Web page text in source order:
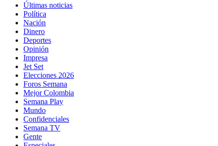
Últimas noticias
Política
Nación
Dinero
Deportes
Opinión
Impresa
Jet Set
Elecciones 2026
Foros Semana
Mejor Colombia
Semana Play
Mundo
Confidenciales
Semana TV
Gente